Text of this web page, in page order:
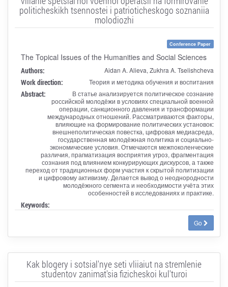
politicheskikh tsennostei i patrioticheskogo soznaniia
molodiozhi
Conference Paper
The Topical Issues of the Humanities and Social Sciences
Authors: Aidan A. Alieva, Zukhra A. Tselishcheva
Work direction: Теория и методика обучения и воспитания
Abstract:
В статье анализируется политическое сознание
российской молодёжи в условиях специальной военной
операции, санкционного давления и трансформации
международных отношений. Рассматриваются факторы,
влияющие на формирование политических установок:
внешнеполитическая повестка, цифровая медиасреда,
государственная молодёжная политика и социально-
экономические условия. Отмечаются межпоколенческие
различия, прагматизация восприятия угроз, фрагментация
сознания под влиянием конкурирующих дискурсов, а также
переход от традиционных форм участия к скрытой политизации
и цифровому активизму. Делается вывод о неоднородности
молодёжного сегмента и необходимости учёта этих
особенностей в исследованиях и практике.
Keywords:
Go
Kak blogery i sotsial'nye seti vliiaiut na stremlenie
studentov zanimat'sia fizicheskoi kul'turoi